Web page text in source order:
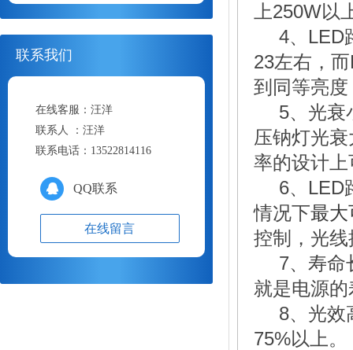
联系我们
在线客服：汪洋
联系人 ：汪洋
联系电话： 13522814116
QQ联系
在线留言
上250W以
4、LED
23左右，
到同等亮
5、光衰
压钠灯光
率的设计
6、LED
情况下最大
控制，光
7、寿命
就是电源
8、光效
75%以上。